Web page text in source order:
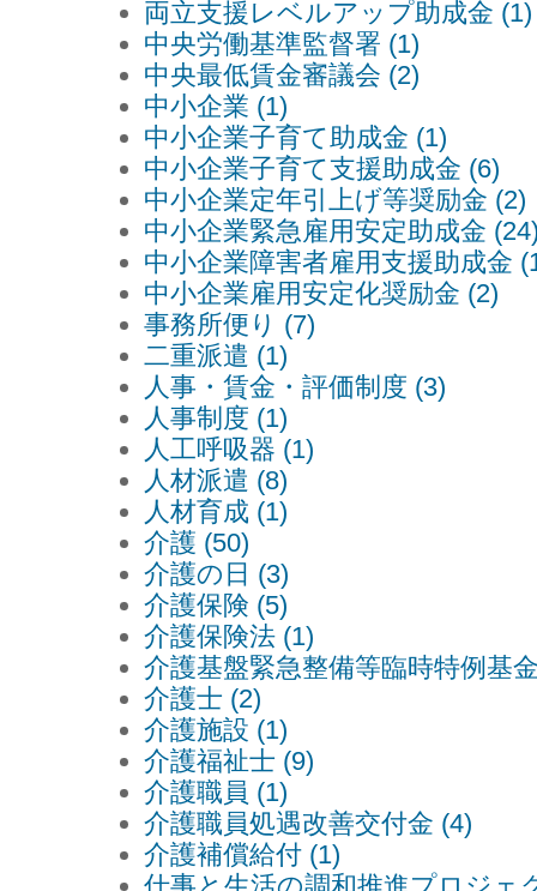
両立支援レベルアップ助成金 (1)
中央労働基準監督署 (1)
中央最低賃金審議会 (2)
中小企業 (1)
中小企業子育て助成金 (1)
中小企業子育て支援助成金 (6)
中小企業定年引上げ等奨励金 (2)
中小企業緊急雇用安定助成金
中小企業障害者雇用支援助成金
中小企業雇用安定化奨励金 (2)
事務所便り (7)
二重派遣 (1)
人事・賃金・評価制度 (3)
人事制度 (1)
人工呼吸器 (1)
人材派遣 (8)
人材育成 (1)
介護 (50)
介護の日 (3)
介護保険 (5)
介護保険法 (1)
介護基盤緊急整備等臨時特例基
介護士 (2)
介護施設 (1)
介護福祉士 (9)
介護職員 (1)
介護職員処遇改善交付金 (4)
介護補償給付 (1)